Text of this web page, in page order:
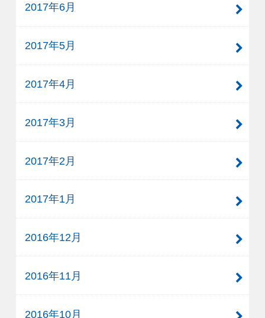
2017年6月
2017年5月
2017年4月
2017年3月
2017年2月
2017年1月
2016年12月
2016年11月
2016年10月